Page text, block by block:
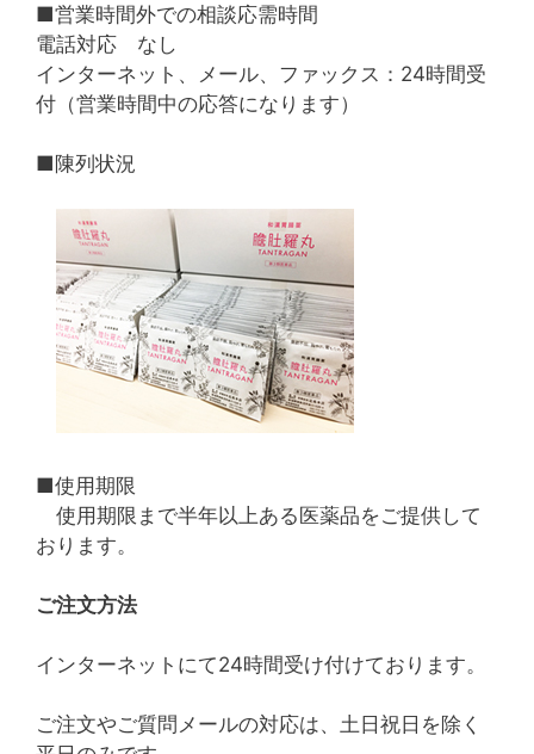
■営業時間外での相談応需時間
電話対応 なし
インターネット、メール、ファックス：24時間受
付（営業時間中の応答になります）
■陳列状況
■使用期限
使用期限まで半年以上ある医薬品をご提供して
おります。
ご注文方法
インターネットにて24時間受け付けております。
ご注文やご質問メールの対応は、土日祝日を除く